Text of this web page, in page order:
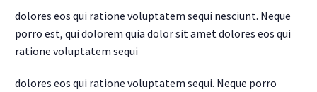
dolores eos qui ratione voluptatem sequi nesciunt. Neque
porro est, qui dolorem quia dolor sit amet dolores eos qui
ratione voluptatem sequi
dolores eos qui ratione voluptatem sequi. Neque porro